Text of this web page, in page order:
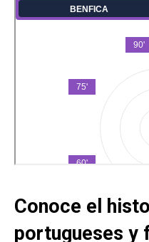
Conoce el
portugueses y